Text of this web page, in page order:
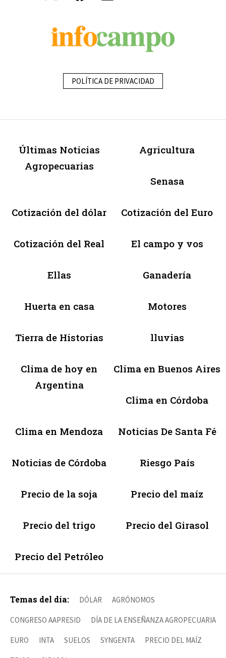
POLÍTICA DE PRIVACIDAD
Últimas Noticias
Agropecuarias
Agricultura
Senasa
Cotización del dólar Cotización del Euro
Cotización del Real El campo y vos
Ellas Ganadería
Huerta en casa Motores
Tierra de Historias lluvias
Clima de hoy en
Argentina
Clima en Buenos Aires
Clima en Córdoba
Clima en Mendoza Noticias De Santa Fé
Noticias de Córdoba Riesgo País
Precio de la soja Precio del maíz
Precio del trigo Precio del Girasol
Precio del Petróleo
Temas del día: DÓLAR AGRÓNOMOS
CONGRESO AAPRESID DÍA DE LA ENSEÑANZA AGROPECUARIA
EURO INTA SUELOS SYNGENTA PRECIO DEL MAÍZ